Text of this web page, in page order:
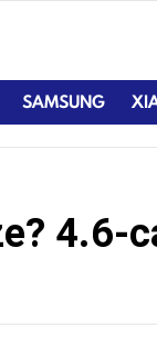
SAMSUNG
4.6-